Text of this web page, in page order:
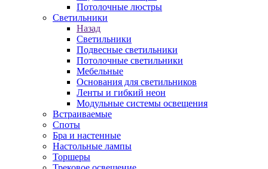
Потолочные люстры
Светильники
Назад
Светильники
Подвесные светильники
Потолочные светильники
Мебельные
Основания для светильников
Ленты и гибкий неон
Модульные системы освещения
Встраиваемые
Споты
Бра и настенные
Настольные лампы
Торшеры